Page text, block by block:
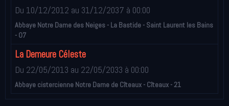
Du 10/12/2012 au 31/12/2037 à 00:00
Abbaye Notre Dame des Neiges - La Bastide - Saint Laurent les Bains
- 07
La Demeure Céleste
Du 22/05/2013 au 22/05/2033 à 00:00
Abbaye cistercienne Notre Dame de Cîteaux - Cîteaux - 21